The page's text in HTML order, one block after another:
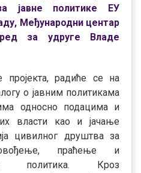
јавне политике ЕУ
Међународни центар
за удруге Владе
пројекта, радиће се на
о јавним политикама
односно подацима и
власти као и јачање
цивилног друштва за
праћење и
политика. Кроз